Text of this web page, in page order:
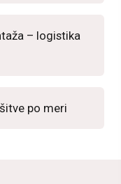
– logistika
po meri